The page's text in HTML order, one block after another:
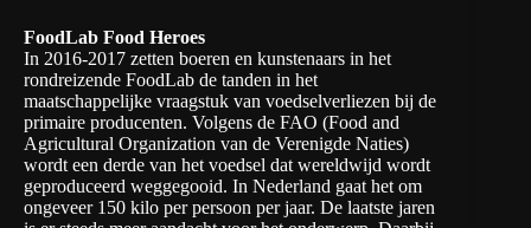
FoodLab Food Heroes
In 2016-2017 zetten boeren en kunstenaars in het
rondreizende FoodLab de tanden in het
maatschappelijke vraagstuk van voedselverliezen bij de
primaire producenten. Volgens de FAO (Food and
Agricultural Organization van de Verenigde Naties)
wordt een derde van het voedsel dat wereldwijd wordt
geproduceerd weggegooid. In Nederland gaat het om
ongeveer 150 kilo per persoon per jaar. De laatste jaren